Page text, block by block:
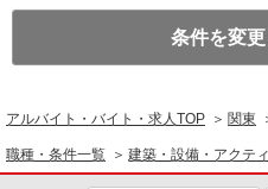
条件を変
アルバイト・バイト・求人TOP 関東
職種・条件一覧 建築・設備・アクテ